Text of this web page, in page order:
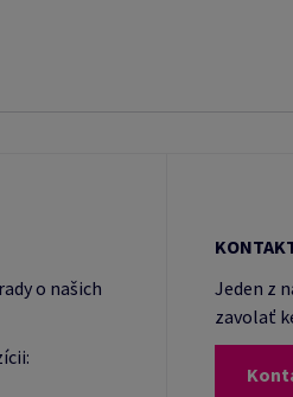
o našich
Jeden z
zavolať